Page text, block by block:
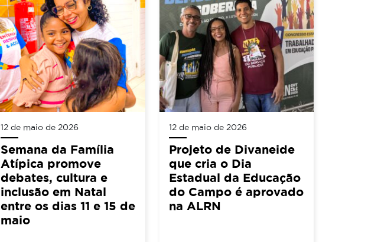
12 de maio de 2026
Semana da Família
Atípica promove
debates, cultura e
inclusão em Natal
entre os dias 11 e 15 de
maio
12 de maio de 2026
Projeto de Divaneide
que cria o Dia
Estadual da Educação
do Campo é aprovado
na ALRN